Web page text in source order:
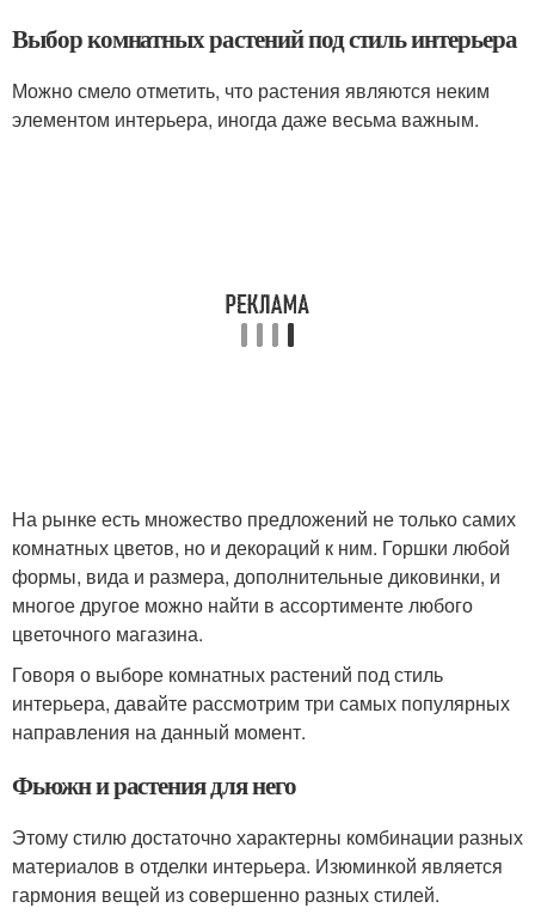
Выбор комнатных растений под стиль интерьера
Можно смело отметить, что растения являются неким
элементом интерьера, иногда даже весьма важным.
На рынке есть множество предложений не только самих
комнатных цветов, но и декораций к ним. Горшки любой
формы, вида и размера, дополнительные диковинки, и
многое другое можно найти в ассортименте любого
цветочного магазина.
Говоря о выборе комнатных растений под стиль
интерьера, давайте рассмотрим три самых популярных
направления на данный момент.
Фьюжн и растения для него
Этому стилю достаточно характерны комбинации разных
материалов в отделки интерьера. Изюминкой является
гармония вещей из совершенно разных стилей.